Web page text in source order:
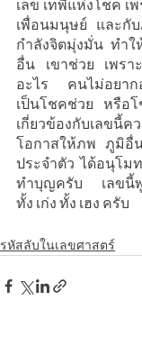
เลข เทพีแห่งโชค เ
เพื่อนมนุษย์ และ
กำลังจิตมุ่งมั่น ทำ
อื่น เขาช่วย เพราะ
อะไร คนไม่อยาก
เป็นโชคช่วย หรือ
เกี่ยวข้องกับเลขนี้
โอกาสให้ภพ ภูมิอื่
ประจำตัว ได้อนุโ
ทำบุญครับ เลขนี้พู
ทั้ง เก่ง ทั้ง เฮง ครับ
รหัสลับในเลขศาสตร์